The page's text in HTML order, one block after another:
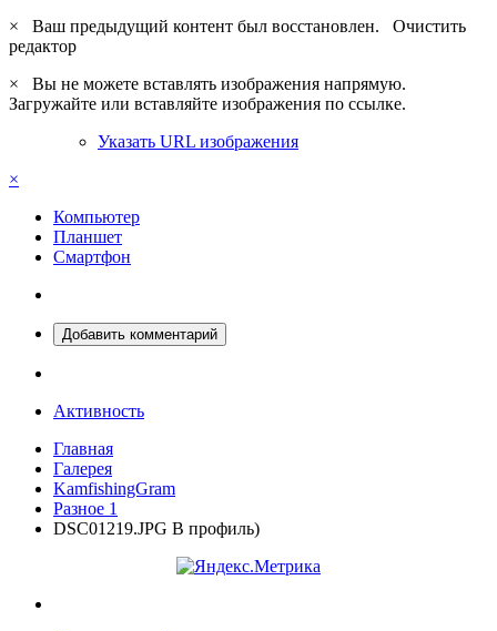
×
Ваш предыдущий контент был восстановлен. Очистить
редактор
×
Вы не можете вставлять изображения напрямую.
Загружайте или вставляйте изображения по ссылке.
Указать URL изображения
×
Компьютер
Планшет
Смартфон
Добавить комментарий
Активность
Главная
Галерея
KamfishingGram
Разное 1
DSC01219.JPG В профиль)